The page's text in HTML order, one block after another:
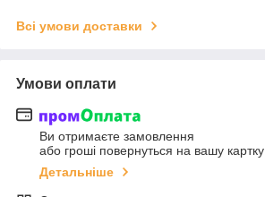
Всі умови доставки
Умови оплати
Ви отримаєте замовлення
або гроші повернуться на вашу картку
Детальніше